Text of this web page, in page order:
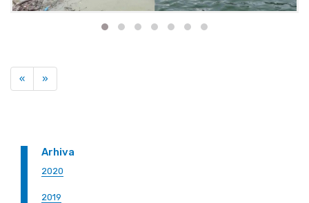
«Previous
»
Arhiva
2020
2019